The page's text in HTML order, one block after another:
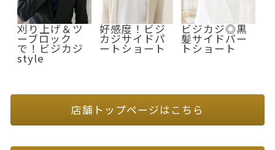
刈り上げ＆ツ
ーブロック
で！ビジカジ
style
好感度！ビジ
カジサイドパ
ートショート
ビジカジ◎黒
髪サイドパー
トショート
店舗トップページはこちら